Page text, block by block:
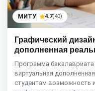
МИТУ 4.7(40)
Графический
дополненная
Программа бакалавриата
виртуальная
студентам возможность